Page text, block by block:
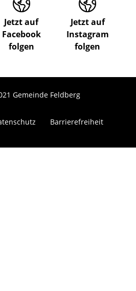
Jetzt auf
Facebook
folgen
Jetzt auf
Instagram
folgen
Gemeinde Feldberg
Barrierefreiheit